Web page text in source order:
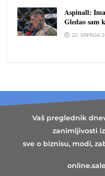
Aspinall:
Gledao sam
22. SRPNJA
Vaš preglednik
zanimljivosti
sve o biznisu, modi,